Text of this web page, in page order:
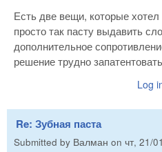
Есть две вещи, которые
просто так пасту выдавить
дополнительное
решение трудно
Log
Re: Зубная паста
Submitted by Валман on чт, 21/